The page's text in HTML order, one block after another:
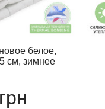
белое,
см, зимнее